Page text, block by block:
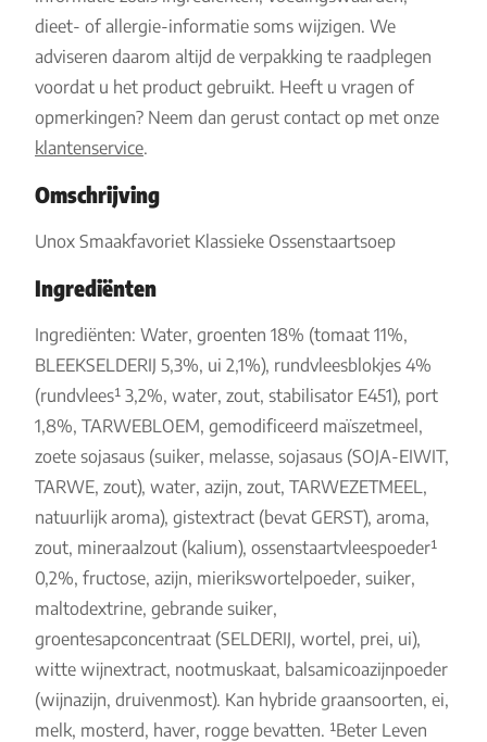
dieet- of allergie-informatie soms wijzigen. We
adviseren daarom altijd de verpakking te raadplegen
voordat u het product gebruikt. Heeft u vragen of
opmerkingen? Neem dan gerust contact op met onze
klantenservice.
Omschrijving
Unox Smaakfavoriet Klassieke Ossenstaartsoep
Ingrediënten
Ingrediënten: Water, groenten 18% (tomaat 11%,
BLEEKSELDERIJ 5,3%, ui 2,1%), rundvleesblokjes 4%
(rundvlees¹ 3,2%, water, zout, stabilisator E451), port
1,8%, TARWEBLOEM, gemodificeerd maïszetmeel,
zoete sojasaus (suiker, melasse, sojasaus (SOJA-EIWIT,
TARWE, zout), water, azijn, zout, TARWEZETMEEL,
natuurlijk aroma), gistextract (bevat GERST), aroma,
zout, mineraalzout (kalium), ossenstaartvleespoeder¹
0,2%, fructose, azijn, mierikswortelpoeder, suiker,
maltodextrine, gebrande suiker,
groentesapconcentraat (SELDERIJ, wortel, prei, ui),
witte wijnextract, nootmuskaat, balsamicoazijnpoeder
(wijnazijn, druivenmost). Kan hybride graansoorten, ei,
melk, mosterd, haver, rogge bevatten. ¹Beter Leven